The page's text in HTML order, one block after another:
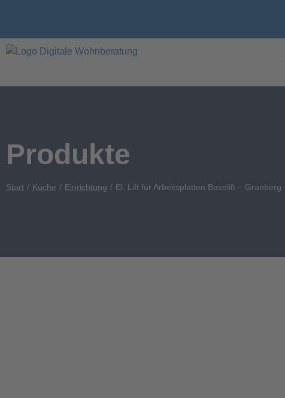
Produkte
Start Küche Einrichtung El. Lift für Arbeitsplatten Baselift – Granberg